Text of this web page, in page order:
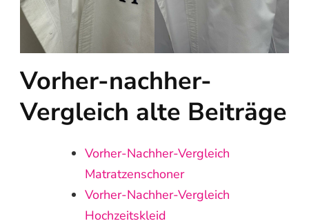
Vorher-nachher-
Vergleich alte Beiträge
Vorher‑Nachher‑Vergleich
Matratzenschoner
Vorher-Nachher-Vergleich
Hochzeitskleid